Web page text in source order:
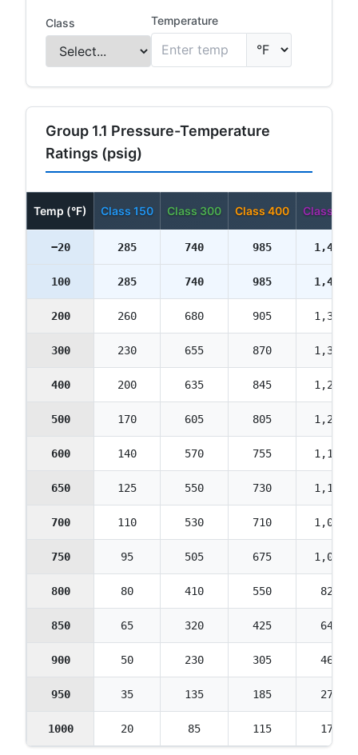
Class Temperature
Group 1.1 Pressure-Temperature
Ratings (psig)
Temp (°F) Class 150 Class 300 Class 400 Class 600
−20 285 740 985 1,480
100 285 740 985 1,480
200 260 680 905 1,360
300 230 655 870 1,310
400 200 635 845 1,265
500 170 605 805 1,205
600 140 570 755 1,135
650 125 550 730 1,100
700 110 530 710 1,060
750 95 505 675 1,015
800 80 410 550 825
850 65 320 425 640
900 50 230 305 460
950 35 135 185 275
1000 20 85 115 170